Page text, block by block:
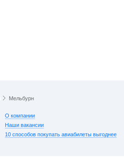
Мельбурн
О компании
Наши вакансии
10 способов покупать авиабилеты выгоднее